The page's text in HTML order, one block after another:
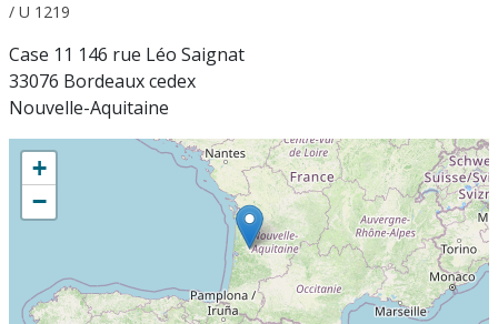
/ U 1219
Case 11 146 rue Léo Saignat
33076 Bordeaux cedex
Nouvelle-Aquitaine
+
−